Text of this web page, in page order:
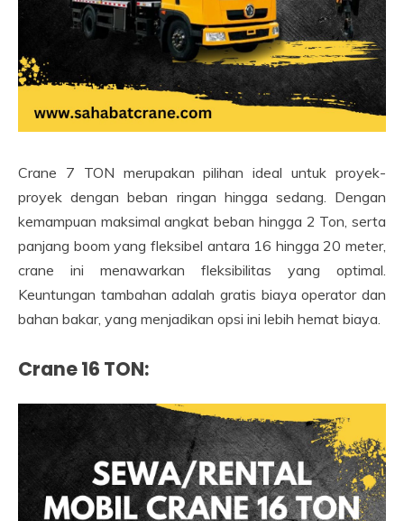
Crane 7 TON merupakan pilihan ideal untuk proyek-
proyek dengan beban ringan hingga sedang. Dengan
kemampuan maksimal angkat beban hingga 2 Ton, serta
panjang boom yang fleksibel antara 16 hingga 20 meter,
crane ini menawarkan fleksibilitas yang optimal.
Keuntungan tambahan adalah gratis biaya operator dan
bahan bakar, yang menjadikan opsi ini lebih hemat biaya.
Crane 16 TON: